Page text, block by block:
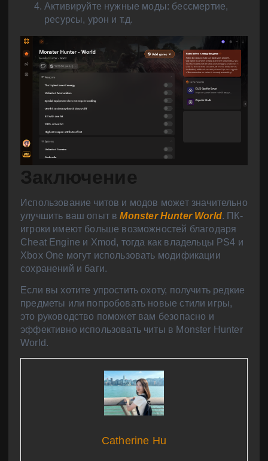
Активируйте нужные моды: бессмертие,
ресурсы, урон и т.д.
Заключение
Использование читов и модов может значительно
улучшить ваш опыт вMonster Hunter World. ПК-
игроки имеют больше возможностей благодаря
Cheat Engine и Xmod, тогда как владельцы PS4 и
Xbox One могут использовать модификации
сохранений и баги.
Если вы хотите упростить охоту, получить редкие
предметы или попробовать новые стили игры,
это руководство поможет вам безопасно и
эффективно использовать читы в Monster Hunter
World.
Catherine Hu